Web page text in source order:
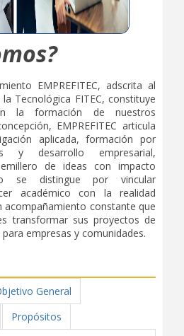
EMPREFITEC, adscrita al
Tecnológica FITEC, constituye
la formación de nuestros
EMPREFITEC articula
aplicada, formación por
y desarrollo empresarial,
de ideas con impacto
se distingue por vincular
académico con la realidad
acompañamiento constante que
transformar sus proyectos de
empresas y comunidades.
General
Propósitos